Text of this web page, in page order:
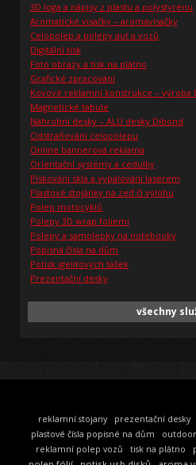
3D loga a nápisy z plastu a polystyrenu
Aromatické visačky – aromavisačky
Celopolep a polepy aut a vozů
Digitální tisk
Foto obrazy a tisk na plátno
Grafické zpracování
Kovové reklamní konstrukce – výroba
Magnetické tabule
Náhrobní desky – ALU desky Dibond
Odstraňování celopolepu
Online bannerová reklama
Orientační systémy a cedulky
Pískování skla a vypalování laserem
Plastové stojánky na zeď či výlohu
Polep motocyklů
Polepy 3D wrap foliemi
Polepy a samolepky na notebooky
Popisná čísla na dům
Potisk igelitových tašek
Prezentační desky
všechny
reklamní stojany prezentační desky
plastové čísla popisné na dům
reklamní polep vozů
tisk na plátno